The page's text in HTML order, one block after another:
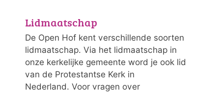
Lidmaatschap
De Open Hof kent verschillende soorten
lidmaatschap. Via het lidmaatschap in
onze kerkelijke gemeente word je ook lid
van de Protestantse Kerk in
Nederland. Voor vragen over